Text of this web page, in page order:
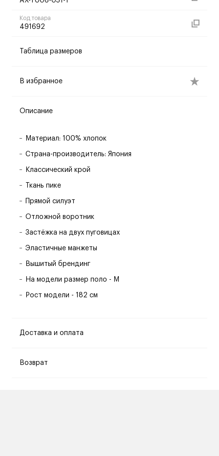
Код товара
491692
Таблица размеров
В избранное
Описание
Материал: 100% хлопок
Страна-производитель: Япония
Классический крой
Ткань пике
Прямой силуэт
Отложной воротник
Застёжка на двух пуговицах
Эластичные манжеты
Вышитый брендинг
На модели размер поло - M
Рост модели - 182 см
Доставка и оплата
Возврат